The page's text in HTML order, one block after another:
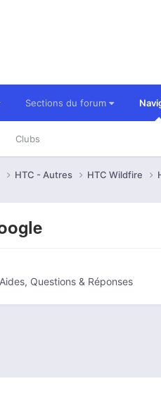
Sections du forum
Clubs
HTC - Autres HTC Wildfire
Questions & Réponses